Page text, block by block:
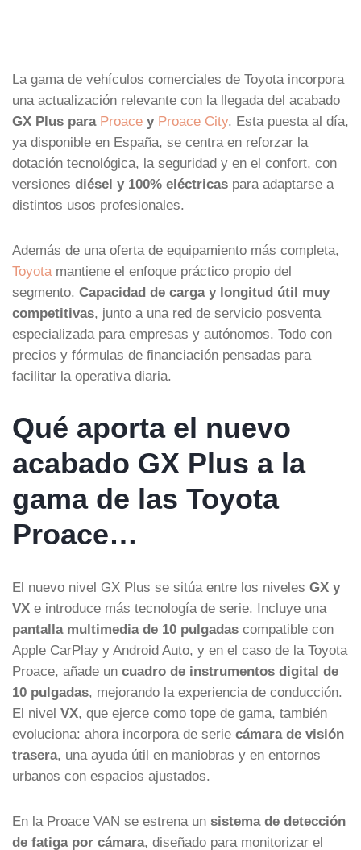
La gama de vehículos comerciales de Toyota incorpora
una actualización relevante con la llegada del acabado
GX Plus para Proace y Proace City. Esta puesta al día,
ya disponible en España, se centra en reforzar la
dotación tecnológica, la seguridad y en el confort, con
versiones diésel y 100% eléctricas para adaptarse a
distintos usos profesionales.
Además de una oferta de equipamiento más completa,
Toyota mantiene el enfoque práctico propio del
segmento. Capacidad de carga y longitud útil muy
competitivas, junto a una red de servicio posventa
especializada para empresas y autónomos. Todo con
precios y fórmulas de financiación pensadas para
facilitar la operativa diaria.
Qué aporta el nuevo
acabado GX Plus a la
gama de las Toyota
Proace…
El nuevo nivel GX Plus se sitúa entre los niveles GX y
VX e introduce más tecnología de serie. Incluye una
pantalla multimedia de 10 pulgadas compatible con
Apple CarPlay y Android Auto, y en el caso de la Toyota
Proace, añade un cuadro de instrumentos digital de
10 pulgadas, mejorando la experiencia de conducción.
El nivel VX, que ejerce como tope de gama, también
evoluciona: ahora incorpora de serie cámara de visión
trasera, una ayuda útil en maniobras y en entornos
urbanos con espacios ajustados.
En la Proace VAN se estrena un sistema de detección
de fatiga por cámara, diseñado para monitorizar el